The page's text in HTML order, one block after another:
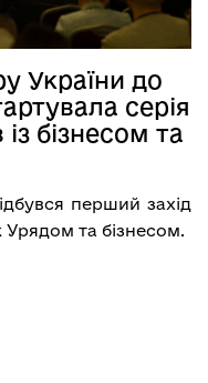
України до
серія
із бізнесом та
перший захід
Урядом та бізнесом.